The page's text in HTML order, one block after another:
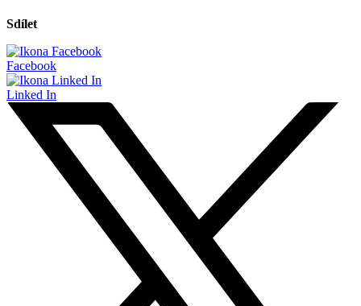
Sdílet
Facebook
Linked In